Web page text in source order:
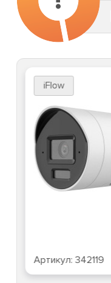
iFlow
Артикул:342119